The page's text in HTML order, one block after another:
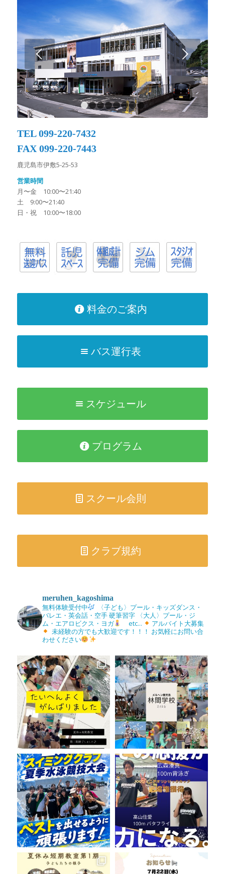
後
1 2 3 4 5 6 7 8
TEL 099-220-7432
FAX 099-220-7443
鹿児島市伊敷5-25-53
営業時間
月〜金 10:00〜21:40
土 9:00〜21:40
日・祝 10:00〜18:00
料金のご案内
バス運行表
スケジュール
プログラム
スクール会則
クラブ規約
meruhen_kagoshima
無料体験受付中
〈子ども〉プール・キッズダンス・
バレエ・英会話・空手硬筆習字〈大人〉プール・ジ
ム・エアロビクス・ヨガ
etc...
アルバイト大募集
未経験の方でも大歓迎です！！！ お気軽にお問い合
わせください